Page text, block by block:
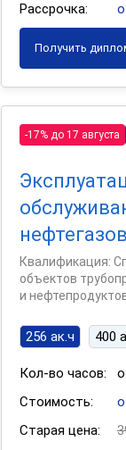
Рассрочка:
Получить
-17% до 17 августа
Квалификация:
объектов
и
256 ак.ч 400
Кол-во часов:
Стоимость:
Старая цена: